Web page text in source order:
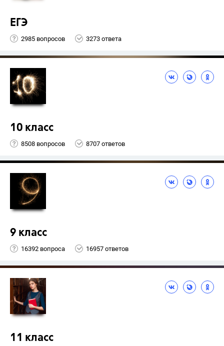
ЕГЭ
2985 вопросов 3273 ответа
10 класс
8508 вопросов 8707 ответов
9 класс
16392 вопроса 16957 ответов
11 класс